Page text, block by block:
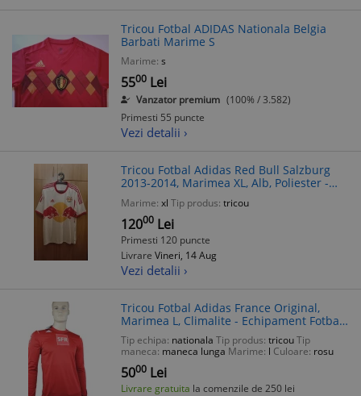
Tricou Fotbal ADIDAS Nationala Belgia
Barbati Marime S
Marime: s
5500 Lei
Vanzator premium (100% / 3.582)
Primesti 55 puncte
Vezi detalii ›
Tricou Fotbal Adidas Red Bull Salzburg
2013-2014, Marimea XL, Alb, Poliester -
Echipament Sportiv
Marime: xl Tip produs: tricou
12000 Lei
Primesti 120 puncte
Livrare Vineri, 14 Aug
Vezi detalii ›
Tricou Fotbal Adidas France Original,
Marimea L, Climalite - Echipament Fotbal
Barbati
Tip echipa: nationala Tip produs: tricouTip
maneca: maneca lunga Marime: l Culoare: rosu
5000 Lei
Livrare gratuita la comenzile de 250 lei